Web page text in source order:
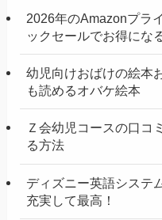
2026年のAmazonプラ
ックセールでお得にな
幼児向けおばけの絵本
も読めるオバケ絵本
Ｚ会幼児コースの口コ
る方法
ディズニー英語システ
充実して最高！